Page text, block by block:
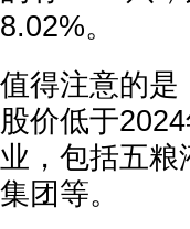
8.02%。
值得注意的是
股价低于
业，包括五粮
集团等。